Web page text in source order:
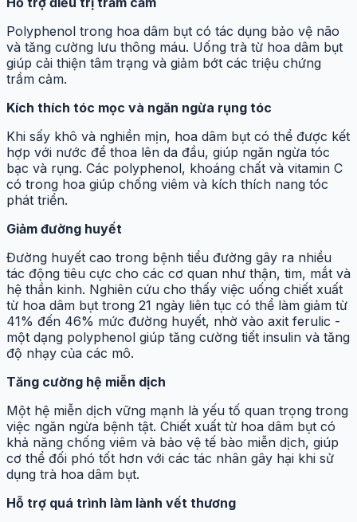
Polyphenol trong hoa dâm bụt có tác dụng bảo vệ não
và tăng cường lưu thông máu. Uống trà từ hoa dâm bụt
giúp cải thiện tâm trạng và giảm bớt các triệu chứng
trầm cảm.
Kích thích tóc mọc và ngăn ngừa rụng tóc
Khi sấy khô và nghiền mịn, hoa dâm bụt có thể được kết
hợp với nước để thoa lên da đầu, giúp ngăn ngừa tóc
bạc và rụng. Các polyphenol, khoáng chất và vitamin C
có trong hoa giúp chống viêm và kích thích nang tóc
phát triển.
Giảm đường huyết
Đường huyết cao trong bệnh tiểu đường gây ra nhiều
tác động tiêu cực cho các cơ quan như thận, tim, mắt và
hệ thần kinh. Nghiên cứu cho thấy việc uống chiết xuất
từ hoa dâm bụt trong 21 ngày liên tục có thể làm giảm từ
41% đến 46% mức đường huyết, nhờ vào axit ferulic -
một dạng polyphenol giúp tăng cường tiết insulin và tăng
độ nhạy của các mô.
Tăng cường hệ miễn dịch
Một hệ miễn dịch vững mạnh là yếu tố quan trọng trong
việc ngăn ngừa bệnh tật. Chiết xuất từ hoa dâm bụt có
khả năng chống viêm và bảo vệ tế bào miễn dịch, giúp
cơ thể đối phó tốt hơn với các tác nhân gây hại khi sử
dụng trà hoa dâm bụt.
Hỗ trợ quá trình làm lành vết thương